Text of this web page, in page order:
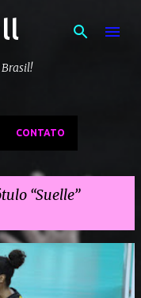
CONTATO
Suelle